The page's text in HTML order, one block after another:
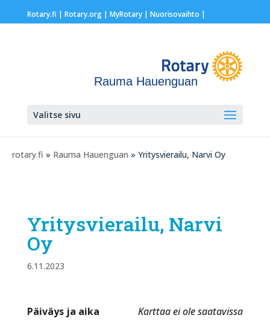
Rotary.fi | Rotary.org| MyRotary | Nuorisovaihto |
Rauma Hauenguan
Valitse sivu
rotary.fi » Rauma Hauenguan » Yritysvierailu, Narvi Oy
Yritysvierailu, Narvi
Oy
6.11.2023
Karttaa ei ole saatavissa
Päiväys ja aika